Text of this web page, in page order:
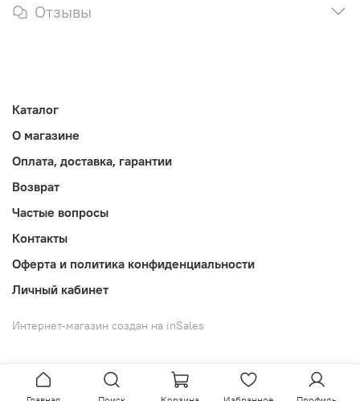
Отзывы
Каталог
О магазине
Оплата, доставка, гарантии
Возврат
Частые вопросы
Контакты
Оферта и политика конфиденциальности
Личный кабинет
Интернет-магазин создан на inSales